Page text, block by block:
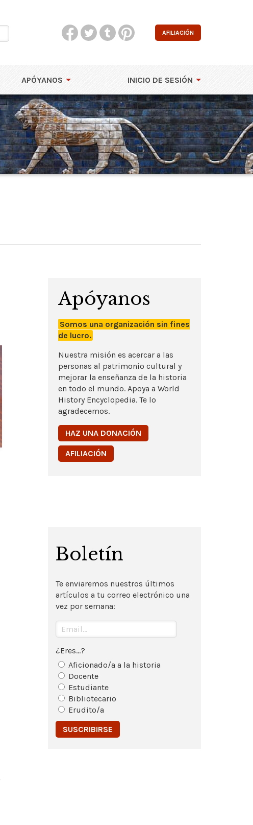
AFILIACIÓN
APÓYANOS INICIO DE SESIÓN
Apóyanos
Somos una organización sin fines
de lucro.
Nuestra misión es acercar a las
personas al patrimonio cultural y
mejorar la enseñanza de la historia
en todo el mundo. Apoya a World
History Encyclopedia. Te lo
agradecemos.
HAZ UNA DONACIÓN
AFILIACIÓN
Boletín
Te enviaremos nuestros últimos
artículos a tu correo electrónico una
vez por semana:
¿Eres...?
Aficionado/a a la historia
Docente
Estudiante
Bibliotecario
Erudito/a